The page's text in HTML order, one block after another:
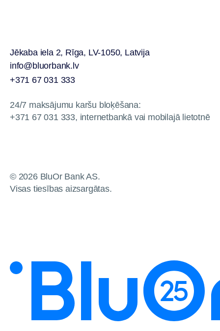
Jēkaba iela 2, Rīga, LV-1050, Latvija
info@bluorbank.lv
+371 67 031 333
24/7 maksājumu karšu bloķēšana:
+371 67 031 333, internetbankā vai mobilajā lietotnē
© 2026 BluOr Bank AS.
Visas tiesības aizsargātas.